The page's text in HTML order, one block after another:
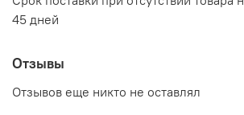
45 дней
Отзывы
Отзывов еще никто не оставлял